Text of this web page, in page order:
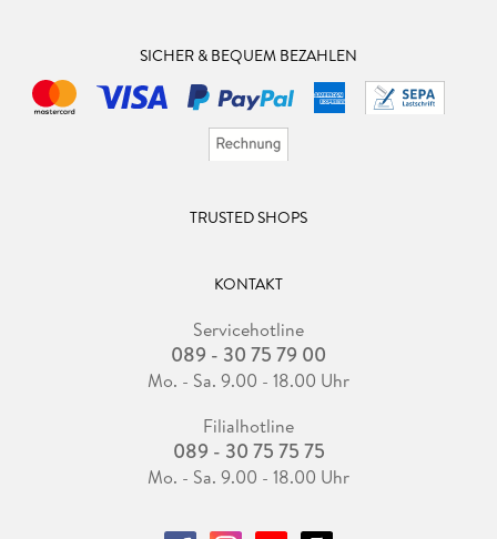
SICHER & BEQUEM BEZAHLEN
TRUSTED SHOPS
KONTAKT
Servicehotline
089 - 30 75 79 00
Mo. - Sa. 9.00 - 18.00 Uhr
Filialhotline
089 - 30 75 75 75
Mo. - Sa. 9.00 - 18.00 Uhr